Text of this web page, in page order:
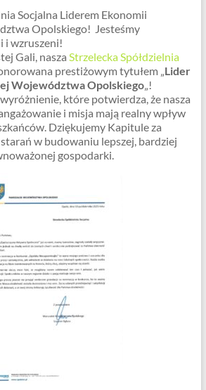
Socjalna Liderem Ekonomii
Opolskiego! Jesteśmy
i wzruszeni!
Gali, nasza Strzelecka Spółdzielnia
prestiżowym tytułem „Lider
Województwa Opolskiego„!
które potwierdza, że nasza
i misja mają realny wpływ
Dziękujemy Kapitule za
w budowaniu lepszej, bardziej
gospodarki.